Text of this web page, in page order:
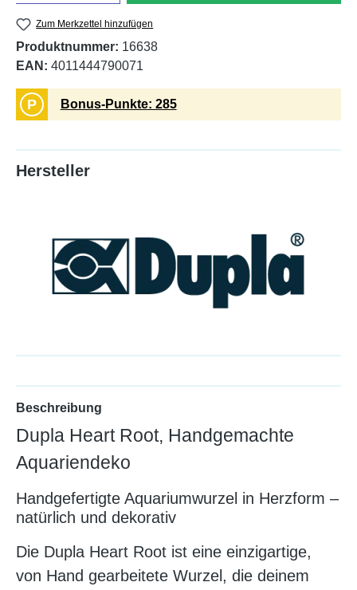
Zum Merkzettel hinzufügen
Produktnummer: 16638
EAN: 4011444790071
P Bonus-Punkte: 285
Hersteller
Beschreibung
Dupla Heart Root, Handgemachte
Aquariendeko
Handgefertigte Aquariumwurzel in Herzform –
natürlich und dekorativ
Die Dupla Heart Root ist eine einzigartige,
von Hand gearbeitete Wurzel, die deinem